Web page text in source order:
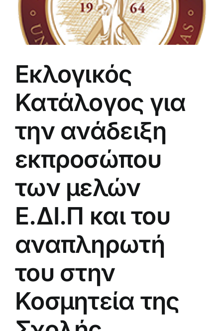
Εκλογικός
Κατάλογος για
την ανάδειξη
εκπροσώπου
των μελών
Ε.ΔΙ.Π και του
αναπληρωτή
του στην
Κοσμητεία της